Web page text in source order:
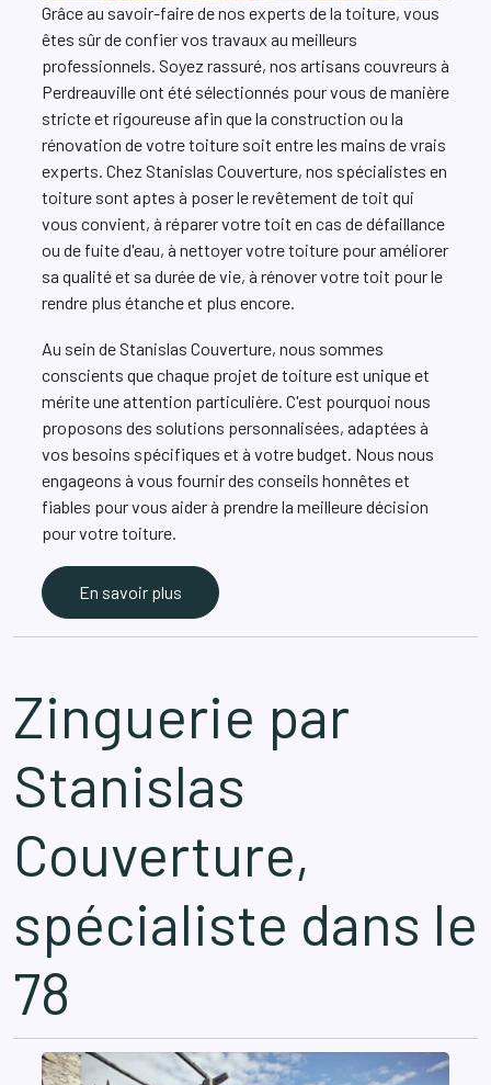
Grâce au savoir-faire de nos experts de la toiture, vous
êtes sûr de confier vos travaux au meilleurs
professionnels. Soyez rassuré, nos artisans couvreurs à
Perdreauville ont été sélectionnés pour vous de manière
stricte et rigoureuse afin que la construction ou la
rénovation de votre toiture soit entre les mains de vrais
experts. Chez Stanislas Couverture, nos spécialistes en
toiture sont aptes à poser le revêtement de toit qui
vous convient, à réparer votre toit en cas de défaillance
ou de fuite d'eau, à nettoyer votre toiture pour améliorer
sa qualité et sa durée de vie, à rénover votre toit pour le
rendre plus étanche et plus encore.
Au sein de Stanislas Couverture, nous sommes
conscients que chaque projet de toiture est unique et
mérite une attention particulière. C'est pourquoi nous
proposons des solutions personnalisées, adaptées à
vos besoins spécifiques et à votre budget. Nous nous
engageons à vous fournir des conseils honnêtes et
fiables pour vous aider à prendre la meilleure décision
pour votre toiture.
En savoir plus
Zinguerie par
Stanislas
Couverture,
spécialiste dans le
78